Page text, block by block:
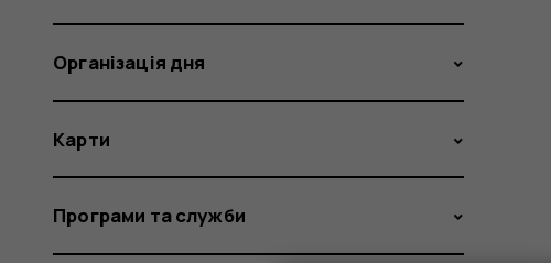
Організація дня
Карти
Програми та служби